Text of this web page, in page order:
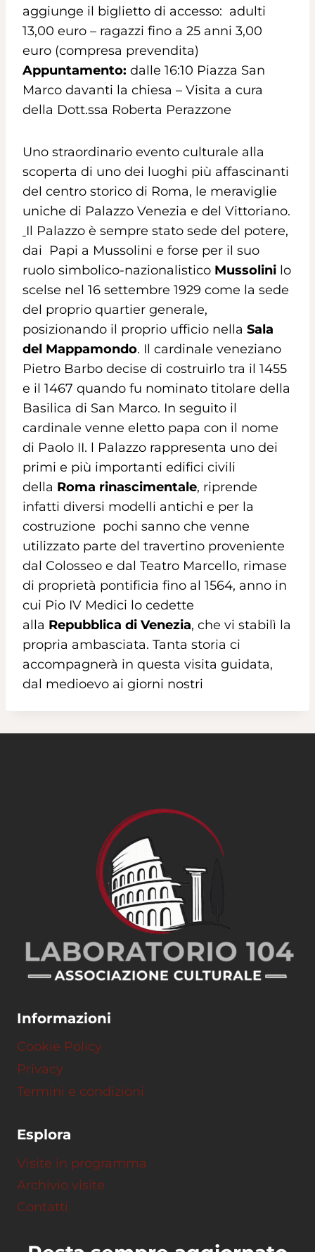
aggiunge il biglietto di accesso: adulti
13,00 euro – ragazzi fino a 25 anni 3,00
euro (compresa prevendita)
Appuntamento: dalle 16:10 Piazza San
Marco davanti la chiesa – Visita a cura
della Dott.ssa Roberta Perazzone
Uno straordinario evento culturale alla
scoperta di uno dei luoghi più affascinanti
del centro storico di Roma, le meraviglie
uniche di Palazzo Venezia e del Vittoriano.
Il Palazzo è sempre stato sede del potere,
dai Papi a Mussolini e forse per il suo
ruolo simbolico-nazionalistico Mussolini lo
scelse nel 16 settembre 1929 come la sede
del proprio quartier generale,
posizionando il proprio ufficio nella Sala
del Mappamondo. Il cardinale veneziano
Pietro Barbo decise di costruirlo tra il 1455
e il 1467 quando fu nominato titolare della
Basilica di San Marco. In seguito il
cardinale venne eletto papa con il nome
di Paolo II. l Palazzo rappresenta uno dei
primi e più importanti edifici civili
della Roma rinascimentale, riprende
infatti diversi modelli antichi e per la
costruzione pochi sanno che venne
utilizzato parte del travertino proveniente
dal Colosseo e dal Teatro Marcello, rimase
di proprietà pontificia fino al 1564, anno in
cui Pio IV Medici lo cedette
alla Repubblica di Venezia, che vi stabilì la
propria ambasciata. Tanta storia ci
accompagnerà in questa visita guidata,
dal medioevo ai giorni nostri
Informazioni
Cookie Policy
Privacy
Termini e condizioni
Esplora
Visite in programma
Archivio visite
Contatti